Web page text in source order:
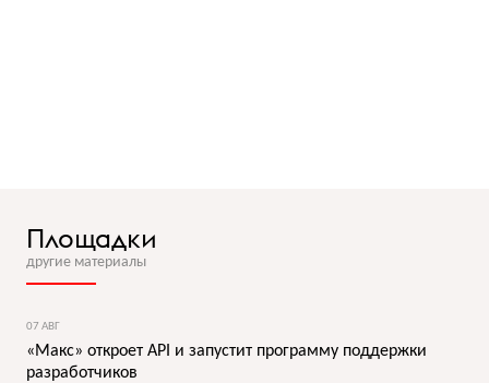
Площадки
другие материалы
07 АВГ
«Макс» откроет API и запустит программу поддержки
разработчиков